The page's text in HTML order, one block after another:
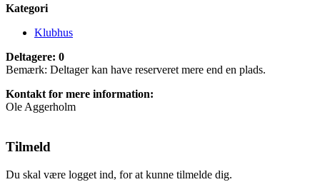
Kategori
Klubhus
Deltagere: 0
Bemærk: Deltager kan have reserveret mere end en plads.
Kontakt for mere information:
Ole Aggerholm
Tilmeld
Du skal være logget ind, for at kunne tilmelde dig.